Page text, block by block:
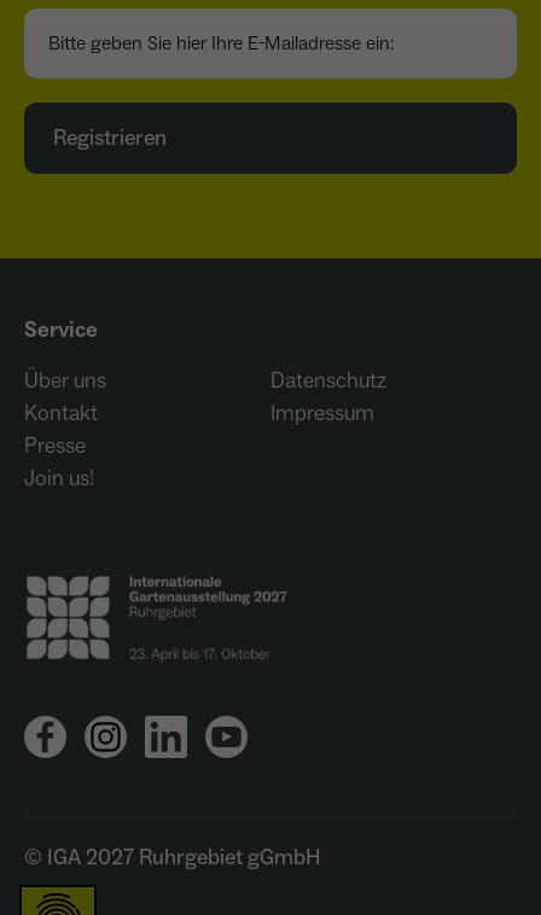
Bitte geben Sie hier Ihre E-Mailadresse ein:
Registrieren
Service
Über uns
Kontakt
Presse
Join us!
Datenschutz
Impressum
© IGA 2027 Ruhrgebiet gGmbH